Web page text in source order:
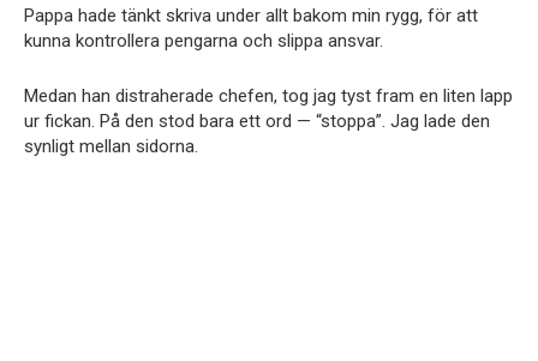
Pappa hade tänkt skriva under allt bakom min rygg, för att
kunna kontrollera pengarna och slippa ansvar.
Medan han distraherade chefen, tog jag tyst fram en liten lapp
ur fickan. På den stod bara ett ord — “stoppa”. Jag lade den
synligt mellan sidorna.